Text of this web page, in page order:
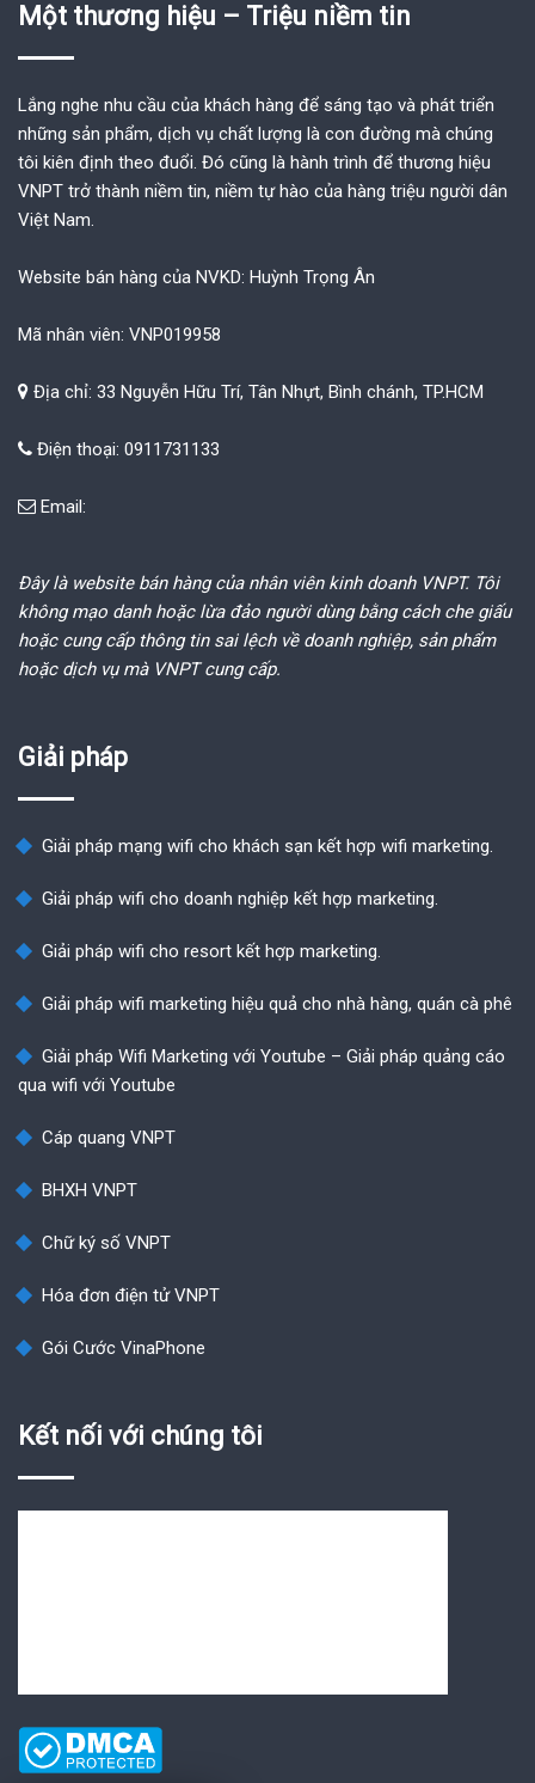
Một thương hiệu – Triệu niềm tin
Lắng nghe nhu cầu của khách hàng để sáng tạo và phát triển
những sản phẩm, dịch vụ chất lượng là con đường mà chúng
tôi kiên định theo đuổi. Đó cũng là hành trình để thương hiệu
VNPT trở thành niềm tin, niềm tự hào của hàng triệu người dân
Việt Nam.
Website bán hàng của NVKD: Huỳnh Trọng Ân
Mã nhân viên: VNP019958
Địa chỉ: 33 Nguyễn Hữu Trí, Tân Nhựt, Bình chánh, TP.HCM
Điện thoại: 0911731133
Email:
Đây là website bán hàng của nhân viên kinh doanh VNPT. Tôi
không mạo danh hoặc lừa đảo người dùng bằng cách che giấu
hoặc cung cấp thông tin sai lệch về doanh nghiệp, sản phẩm
hoặc dịch vụ mà VNPT cung cấp.
Giải pháp
Giải pháp mạng wifi cho khách sạn kết hợp wifi marketing.
Giải pháp wifi cho doanh nghiệp kết hợp marketing.
Giải pháp wifi cho resort kết hợp marketing.
Giải pháp wifi marketing hiệu quả cho nhà hàng, quán cà phê
Giải pháp Wifi Marketing với Youtube – Giải pháp quảng cáo
qua wifi với Youtube
Cáp quang VNPT
BHXH VNPT
Chữ ký số VNPT
Hóa đơn điện tử VNPT
Gói Cước VinaPhone
Kết nối với chúng tôi